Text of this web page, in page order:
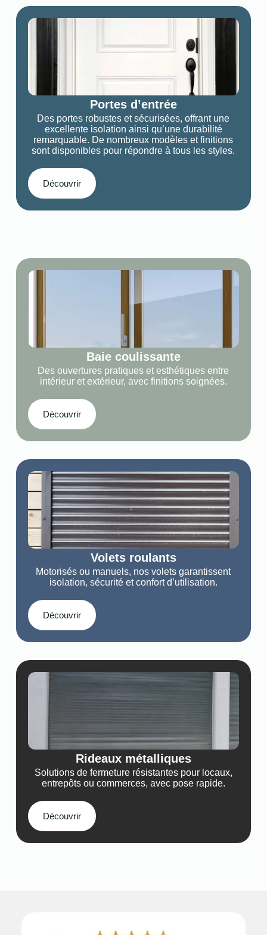
Portes d’entrée
Des portes robustes et sécurisées, offrant une
excellente isolation ainsi qu’une durabilité
remarquable. De nombreux modèles et finitions
sont disponibles pour répondre à tous les styles.
Découvrir
Baie coulissante
Des ouvertures pratiques et esthétiques entre
intérieur et extérieur, avec finitions soignées.
Découvrir
Volets roulants
Motorisés ou manuels, nos volets garantissent
isolation, sécurité et confort d’utilisation.
Découvrir
Rideaux métalliques
Solutions de fermeture résistantes pour locaux,
entrepôts ou commerces, avec pose rapide.
Découvrir